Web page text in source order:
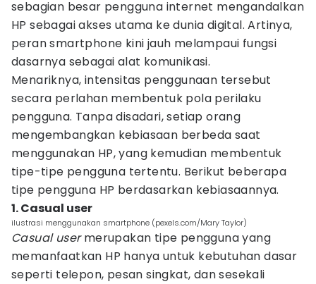
sebagian besar pengguna internet mengandalkan
HP sebagai akses utama ke dunia digital. Artinya,
peran smartphone kini jauh melampaui fungsi
dasarnya sebagai alat komunikasi.
Menariknya, intensitas penggunaan tersebut
secara perlahan membentuk pola perilaku
pengguna. Tanpa disadari, setiap orang
mengembangkan kebiasaan berbeda saat
menggunakan HP, yang kemudian membentuk
tipe-tipe pengguna tertentu. Berikut beberapa
tipe pengguna HP berdasarkan kebiasaannya.
1. Casual user
ilustrasi menggunakan smartphone (pexels.com/Mary Taylor)
Casual usermerupakan tipe pengguna yang
memanfaatkan HP hanya untuk kebutuhan dasar
seperti telepon, pesan singkat, dan sesekali